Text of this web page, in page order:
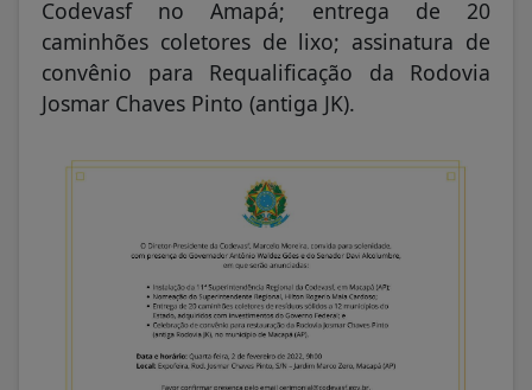
Codevasf no Amapá; entrega de 20
caminhões coletores de lixo; assinatura de
convênio para Requalificação da Rodovia
Josmar Chaves Pinto (antiga JK).